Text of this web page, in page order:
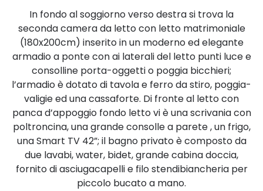
In fondo al soggiorno verso destra si trova la
seconda camera da letto con letto matrimoniale
(180x200cm) inserito in un moderno ed elegante
armadio a ponte con ai laterali del letto punti luce e
consolline porta-oggetti o poggia bicchieri;
l’armadio è dotato di tavola e ferro da stiro, poggia-
valigie ed una cassaforte. Di fronte al letto con
panca d’appoggio fondo letto vi è una scrivania con
poltroncina, una grande consolle a parete , un frigo,
una Smart TV 42”; il bagno privato è composto da
due lavabi, water, bidet, grande cabina doccia,
fornito di asciugacapelli e filo stendibiancheria per
piccolo bucato a mano.